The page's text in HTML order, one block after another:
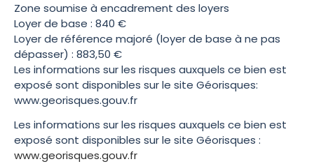
Zone soumise à encadrement des loyers
Loyer de base : 840 €
Loyer de référence majoré (loyer de base à ne pas
dépasser) : 883,50 €
Les informations sur les risques auxquels ce bien est
exposé sont disponibles sur le site Géorisques:
www.georisques.gouv.fr
Les informations sur les risques auxquels ce bien est
exposé sont disponibles sur le site Géorisques :
www.georisques.gouv.fr